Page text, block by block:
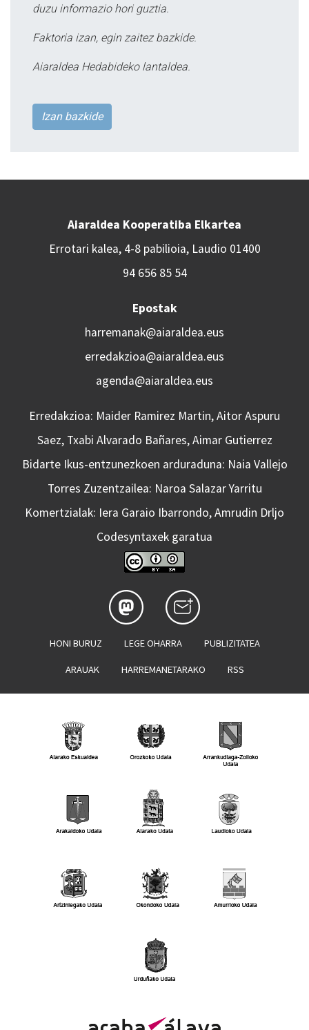
duzu informazio hori guztia.
Faktoria izan, egin zaitez bazkide.
Aiaraldea Hedabideko lantaldea.
Izan bazkide
Aiaraldea Kooperatiba Elkartea
Errotari kalea, 4-8 pabilioia, Laudio 01400
94 656 85 54
Epostak
harremanak@aiaraldea.eus
erredakzioa@aiaraldea.eus
agenda@aiaraldea.eus
Erredakzioa: Maider Ramirez Martin, Aitor Aspuru
Saez, Txabi Alvarado Bañares, Aimar Gutierrez
Bidarte Ikus-entzunezkoen arduraduna: Naia Vallejo
Torres Zuzentzailea: Naroa Salazar Yarritu
Komertzialak: Iera Garaio Ibarrondo, Amrudin Drljo
Codesyntaxek garatua
HONI BURUZ LEGE OHARRA PUBLIZITATEA
ARAUAK HARREMANETARAKO RSS